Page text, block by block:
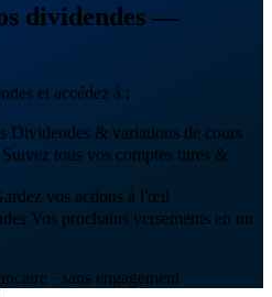
dividendes —
et accédez à :
Dividendes & variations de cours
Suivez tous vos comptes titres &
vos actions à l'œil
Vos prochains versements en un
· sans engagement